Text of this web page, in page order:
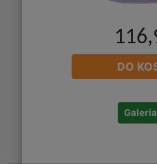
DO